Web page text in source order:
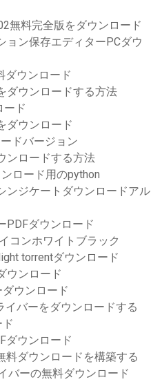
無料完全版をダウンロード
ョン保存エディターPCダウ
ダウンロード
ダウンロードする方法
ード
ダウンロード
ドバージョン
ンロードする方法
ロード用のpython
ンジケートダウンロードアル
PDFダウンロード
コンホワイトブラック
torrentダウンロード
ウンロード
ウンロード
バーをダウンロードする
ダウンロード
料ダウンロードを構築する
バーの無料ダウンロード